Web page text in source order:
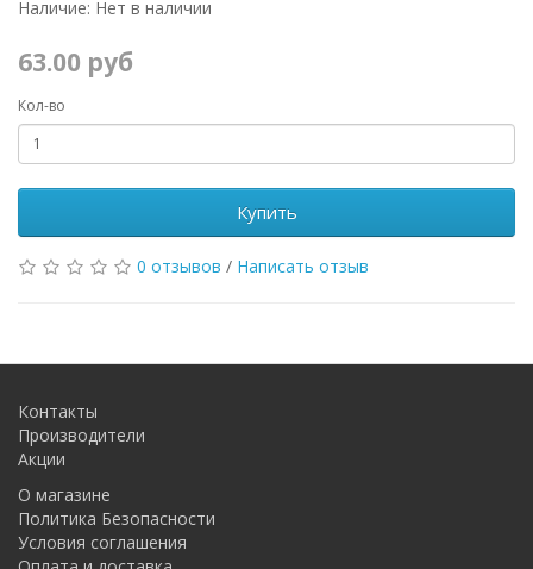
Наличие: Нет в наличии
63.00 руб
Кол-во
Купить
0 отзывов / Написать отзыв
Контакты
Производители
Акции
О магазине
Политика Безопасности
Условия соглашения